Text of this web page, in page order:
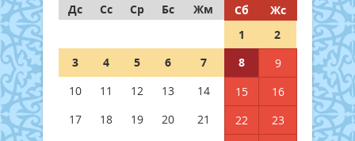
Дс
Сс Ср Бс Жм Сб
Жс
1
2
3
4 5 6 7 8
9
10
11 12 13 14 15
16
17
18 19 20 21 22
23